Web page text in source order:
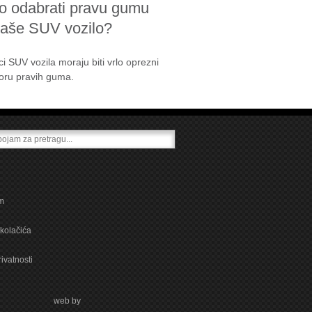
odabrati pravu gumu
SUV vozilo?
SUV vozila moraju biti vrlo oprezni
pravih guma.
web by